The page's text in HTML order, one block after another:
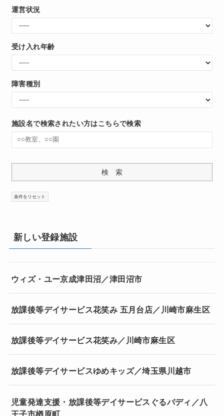
運営状況
受け入れ年齢
障害種別
施設名で検索されたい方はこちらで検索
新しい登録施設
ウィズ・ユー京成津田沼／津田沼市
放課後等デイサービス花笑み 五月台店／川崎市麻生区
放課後等デイサービス花笑み／川崎市麻生区
放課後等デイサービスゆめキッズ／埼玉県川越市
児童発達支援・放課後等デイサービスぐるバディ／八
王子市楢原町